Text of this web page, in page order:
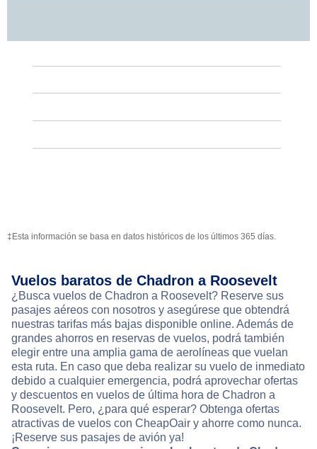
‡Esta información se basa en datos históricos de los últimos 365 días.
Vuelos baratos de Chadron a Roosevelt
¿Busca vuelos de Chadron a Roosevelt? Reserve sus
pasajes aéreos con nosotros y asegúrese que obtendrá
nuestras tarifas más bajas disponible online. Además de
grandes ahorros en reservas de vuelos, podrá también
elegir entre una amplia gama de aerolíneas que vuelan
esta ruta. En caso que deba realizar su vuelo de inmediato
debido a cualquier emergencia, podrá aprovechar ofertas
y descuentos en vuelos de última hora de Chadron a
Roosevelt. Pero, ¿para qué esperar? Obtenga ofertas
atractivas de vuelos con CheapOair y ahorre como nunca.
¡Reserve sus pasajes de avión ya!